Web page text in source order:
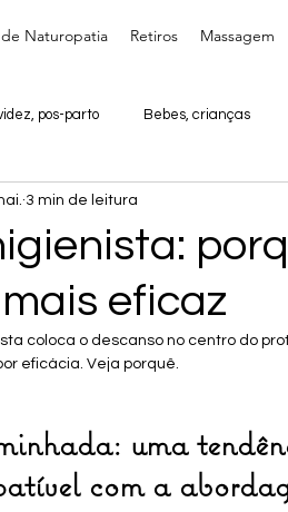
Naturopatia Retiros Massagem
pos-parto Bebes, crianças
eficaz
3 min de leitura
coloca o descanso no centro do
eficácia. Veja porquê.
uma
com a